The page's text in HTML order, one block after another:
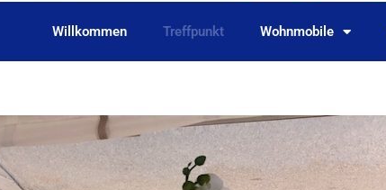
Willkommen Treffpunkt Wohnmobile